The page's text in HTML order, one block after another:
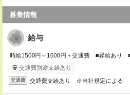
募集情報
給与
時給1500円～1600円＋交通費 ■昇給あり
交通費別途支給あり
交通費 交通費支給あり ※当社規定による